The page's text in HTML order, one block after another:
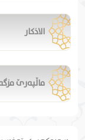
الاذكار
ماڵپەرێ